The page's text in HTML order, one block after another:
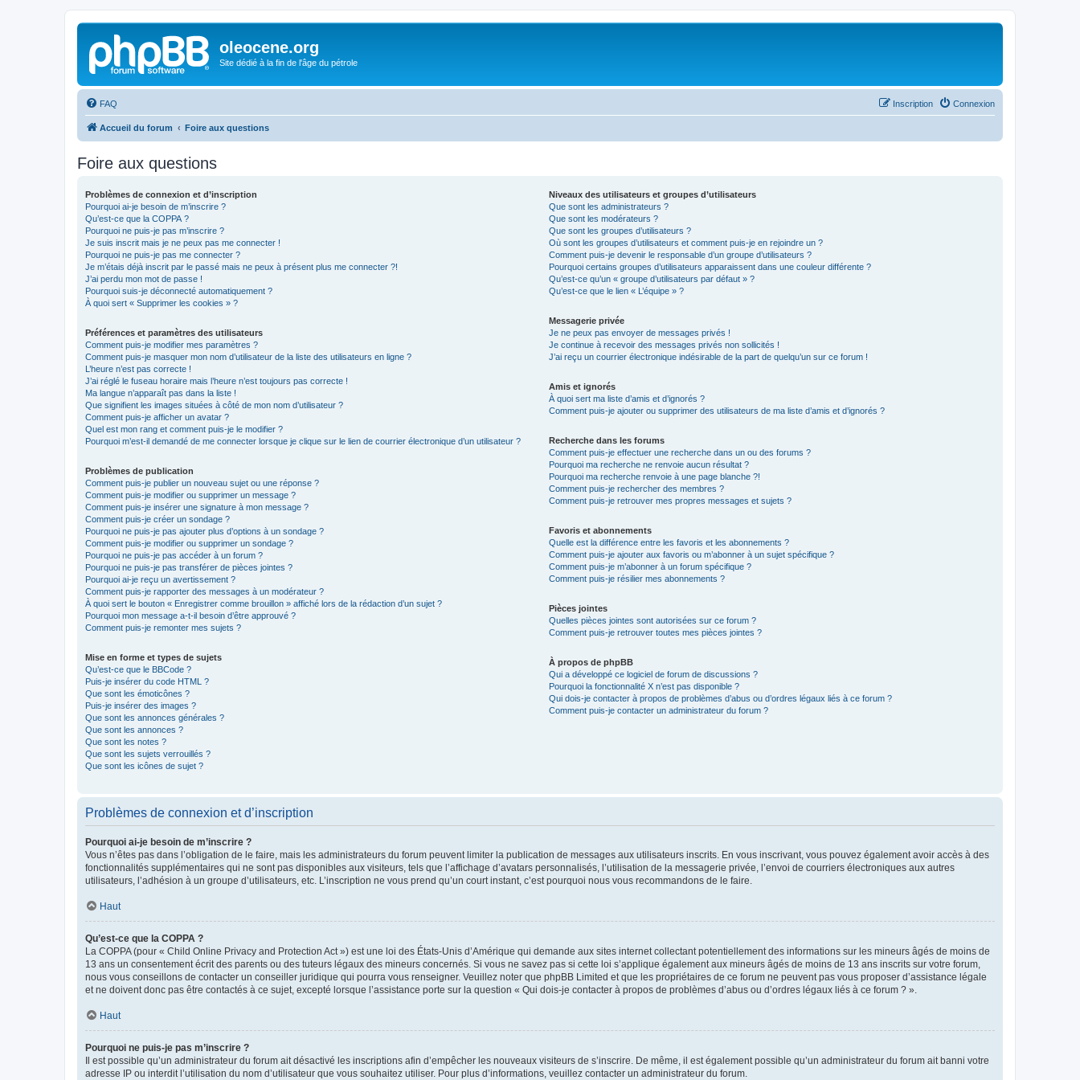
oleocene.org
Site dédié à la fin de l'âge du pétrole
FAQ Connexion
Inscription
Accueil du forum Foire aux questions
Foire aux questions
Problèmes de connexion et d’inscription
Pourquoi ai-je besoin de m’inscrire ?
Qu’est-ce que la COPPA ?
Pourquoi ne puis-je pas m’inscrire ?
Je suis inscrit mais je ne peux pas me connecter !
Pourquoi ne puis-je pas me connecter ?
Je m’étais déjà inscrit par le passé mais ne peux à présent plus me connecter ?!
J’ai perdu mon mot de passe !
Pourquoi suis-je déconnecté automatiquement ?
À quoi sert « Supprimer les cookies » ?
Préférences et paramètres des utilisateurs
Comment puis-je modifier mes paramètres ?
Comment puis-je masquer mon nom d’utilisateur de la liste des utilisateurs en ligne ?
L’heure n’est pas correcte !
J’ai réglé le fuseau horaire mais l’heure n’est toujours pas correcte !
Ma langue n’apparaît pas dans la liste !
Que signifient les images situées à côté de mon nom d’utilisateur ?
Comment puis-je afficher un avatar ?
Quel est mon rang et comment puis-je le modifier ?
Pourquoi m’est-il demandé de me connecter lorsque je clique sur le lien de courrier électronique d’un utilisateur ?
Problèmes de publication
Comment puis-je publier un nouveau sujet ou une réponse ?
Comment puis-je modifier ou supprimer un message ?
Comment puis-je insérer une signature à mon message ?
Comment puis-je créer un sondage ?
Pourquoi ne puis-je pas ajouter plus d’options à un sondage ?
Comment puis-je modifier ou supprimer un sondage ?
Pourquoi ne puis-je pas accéder à un forum ?
Pourquoi ne puis-je pas transférer de pièces jointes ?
Pourquoi ai-je reçu un avertissement ?
Comment puis-je rapporter des messages à un modérateur ?
À quoi sert le bouton « Enregistrer comme brouillon » affiché lors de la rédaction d’un sujet ?
Pourquoi mon message a-t-il besoin d’être approuvé ?
Comment puis-je remonter mes sujets ?
Mise en forme et types de sujets
Qu’est-ce que le BBCode ?
Puis-je insérer du code HTML ?
Que sont les émoticônes ?
Puis-je insérer des images ?
Que sont les annonces générales ?
Que sont les annonces ?
Que sont les notes ?
Que sont les sujets verrouillés ?
Que sont les icônes de sujet ?
Niveaux des utilisateurs et groupes d’utilisateurs
Que sont les administrateurs ?
Que sont les modérateurs ?
Que sont les groupes d’utilisateurs ?
Où sont les groupes d’utilisateurs et comment puis-je en rejoindre un ?
Comment puis-je devenir le responsable d’un groupe d’utilisateurs ?
Pourquoi certains groupes d’utilisateurs apparaissent dans une couleur différente ?
Qu’est-ce qu’un « groupe d’utilisateurs par défaut » ?
Qu’est-ce que le lien « L’équipe » ?
Messagerie privée
Je ne peux pas envoyer de messages privés !
Je continue à recevoir des messages privés non sollicités !
J’ai reçu un courrier électronique indésirable de la part de quelqu’un sur ce forum !
Amis et ignorés
À quoi sert ma liste d’amis et d’ignorés ?
Comment puis-je ajouter ou supprimer des utilisateurs de ma liste d’amis et d’ignorés ?
Recherche dans les forums
Comment puis-je effectuer une recherche dans un ou des forums ?
Pourquoi ma recherche ne renvoie aucun résultat ?
Pourquoi ma recherche renvoie à une page blanche ?!
Comment puis-je rechercher des membres ?
Comment puis-je retrouver mes propres messages et sujets ?
Favoris et abonnements
Quelle est la différence entre les favoris et les abonnements ?
Comment puis-je ajouter aux favoris ou m’abonner à un sujet spécifique ?
Comment puis-je m’abonner à un forum spécifique ?
Comment puis-je résilier mes abonnements ?
Pièces jointes
Quelles pièces jointes sont autorisées sur ce forum ?
Comment puis-je retrouver toutes mes pièces jointes ?
À propos de phpBB
Qui a développé ce logiciel de forum de discussions ?
Pourquoi la fonctionnalité X n’est pas disponible ?
Qui dois-je contacter à propos de problèmes d’abus ou d’ordres légaux liés à ce forum ?
Comment puis-je contacter un administrateur du forum ?
Problèmes de connexion et d’inscription
Pourquoi ai-je besoin de m’inscrire ?
Vous n’êtes pas dans l’obligation de le faire, mais les administrateurs du forum peuvent limiter la publication de messages aux utilisateurs inscrits. En vous inscrivant, vous pouvez également avoir accès à des
fonctionnalités supplémentaires qui ne sont pas disponibles aux visiteurs, tels que l’affichage d’avatars personnalisés, l’utilisation de la messagerie privée, l’envoi de courriers électroniques aux autres
utilisateurs, l’adhésion à un groupe d’utilisateurs, etc. L’inscription ne vous prend qu’un court instant, c’est pourquoi nous vous recommandons de le faire.
Haut
Qu’est-ce que la COPPA ?
La COPPA (pour « Child Online Privacy and Protection Act ») est une loi des États-Unis d’Amérique qui demande aux sites internet collectant potentiellement des informations sur les mineurs âgés de moins de
13 ans un consentement écrit des parents ou des tuteurs légaux des mineurs concernés. Si vous ne savez pas si cette loi s’applique également aux mineurs âgés de moins de 13 ans inscrits sur votre forum,
nous vous conseillons de contacter un conseiller juridique qui pourra vous renseigner. Veuillez noter que phpBB Limited et que les propriétaires de ce forum ne peuvent pas vous proposer d’assistance légale
et ne doivent donc pas être contactés à ce sujet, excepté lorsque l’assistance porte sur la question « Qui dois-je contacter à propos de problèmes d’abus ou d’ordres légaux liés à ce forum ? ».
Haut
Pourquoi ne puis-je pas m’inscrire ?
Il est possible qu’un administrateur du forum ait désactivé les inscriptions afin d’empêcher les nouveaux visiteurs de s’inscrire. De même, il est également possible qu’un administrateur du forum ait banni votre
adresse IP ou interdit l’utilisation du nom d’utilisateur que vous souhaitez utiliser. Pour plus d’informations, veuillez contacter un administrateur du forum.